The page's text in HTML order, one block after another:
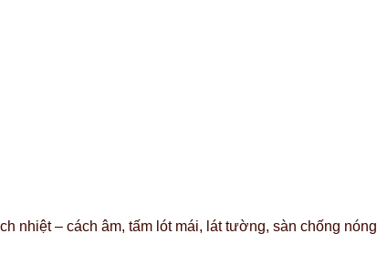
nhiệt – cách âm, tấm lót mái, lát tường, sàn chống nóng